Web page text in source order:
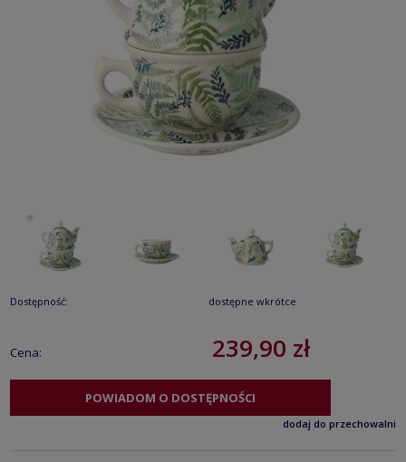
Dostępność: dostępne wkrótce
Cena: 239,90 zł
POWIADOM O DOSTĘPNOŚCI
dodaj do przechowalni